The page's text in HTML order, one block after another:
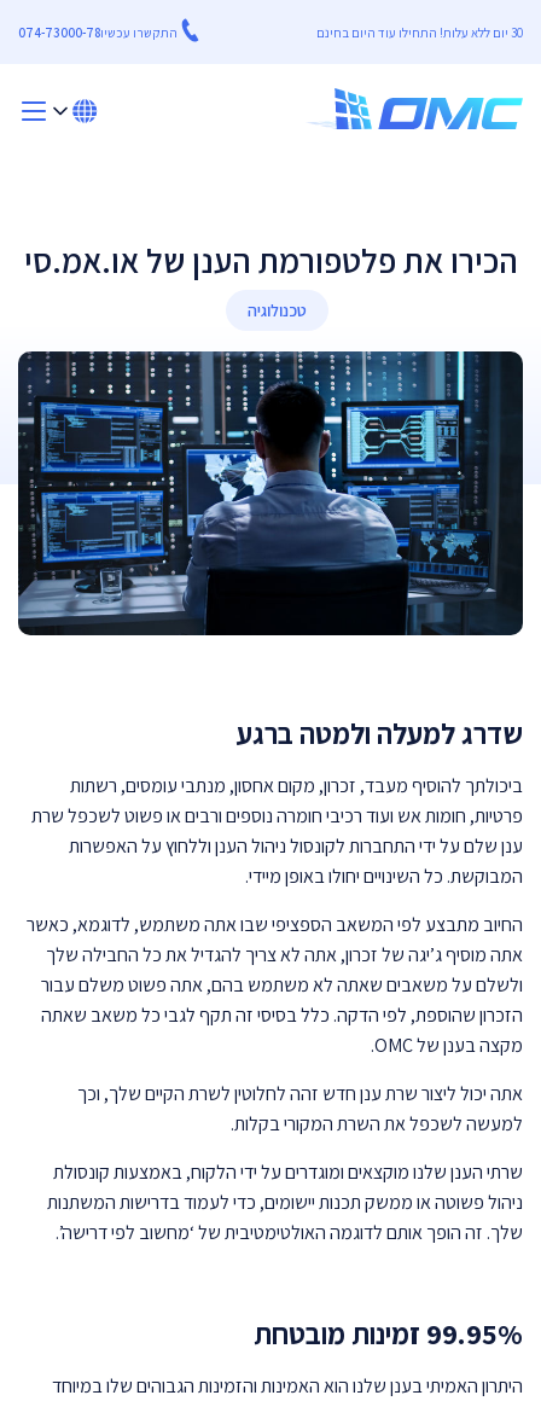
30 יום ללא עלות! התחילו עוד היום בחינם התקשרו עכשיו074-73000-78
הכירו את פלטפורמת הענן של או.אמ.סי
טכנולוגיה
שדרג למעלה ולמטה ברגע
ביכולתך להוסיף מעבד, זכרון, מקום אחסון, מנתבי עומסים, רשתות
פרטיות, חומות אש ועוד רכיבי חומרה נוספים ורבים או פשוט לשכפל שרת
ענן שלם על ידי התחברות לקונסול ניהול הענן וללחוץ על האפשרות
המבוקשת. כל השינויים יחולו באופן מיידי.
החיוב מתבצע לפי המשאב הספציפי שבו אתה משתמש, לדוגמא, כאשר
אתה מוסיף ג’יגה של זכרון, אתה לא צריך להגדיל את כל החבילה שלך
ולשלם על משאבים שאתה לא משתמש בהם, אתה פשוט משלם עבור
הזכרון שהוספת, לפי הדקה. כלל בסיסי זה תקף לגבי כל משאב שאתה
מקצה בענן של OMC.
אתה יכול ליצור שרת ענן חדש זהה לחלוטין לשרת הקיים שלך, וכך
למעשה לשכפל את השרת המקורי בקלות.
שרתי הענן שלנו מוקצאים ומוגדרים על ידי הלקוח, באמצעות קונסולת
ניהול פשוטה או ממשק תכנות יישומים, כדי לעמוד בדרישות המשתנות
שלך. זה הופך אותם לדוגמה האולטימטיבית של ‘מחשוב לפי דרישה’.
99.95% זמינות מובטחת
היתרון האמיתי בענן שלנו הוא האמינות והזמינות הגבוהים שלו במיוחד